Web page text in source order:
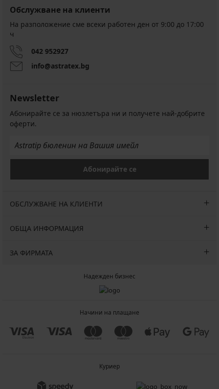
Обслужване на клиенти
На разположение сме всеки работен ден от 9:00 до 17:00
ч
042 952927
info@astratex.bg
Newsletter
Абонирайте се за нюзлетъра ни и получете най-добрите
оферти.
Абонирайте се
ОБСЛУЖВАНЕ НА КЛИЕНТИ
ОБЩА ИНФОРМАЦИЯ
ЗА ФИРМАТА
Надежден бизнес
Начини на плащане
Куриер